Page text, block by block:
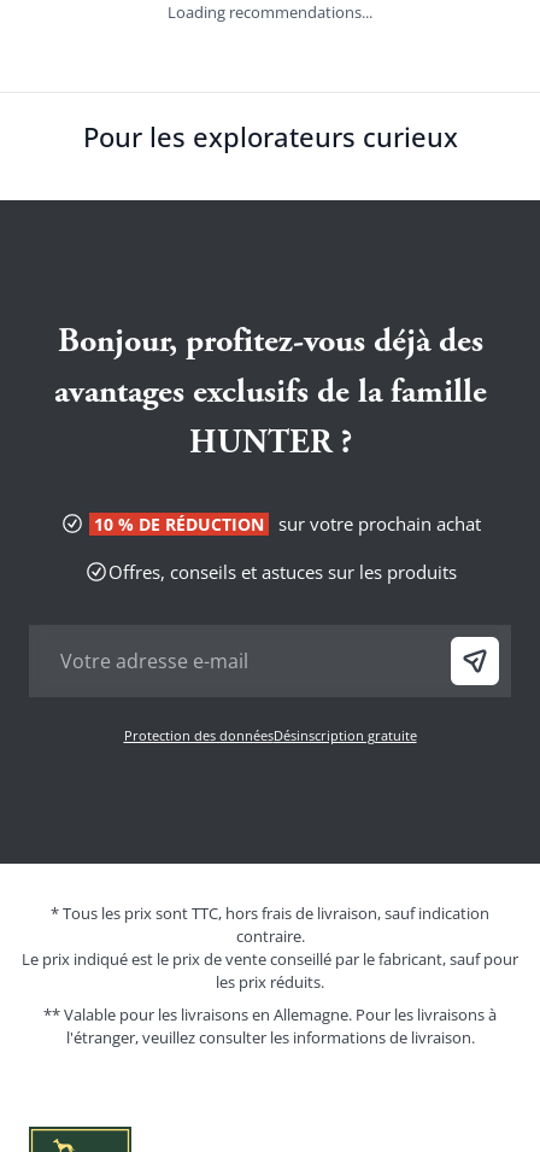
Loading recommendations...
Pour les explorateurs curieux
Bonjour, profitez-vous déjà des
avantages exclusifs de la famille
HUNTER ?
10 % DE RÉDUCTION
sur votre prochain achat
Offres, conseils et astuces sur les produits
Protection des donnéesDésinscription gratuite
* Tous les prix sont TTC, hors frais de livraison, sauf indication
contraire.
Le prix indiqué est le prix de vente conseillé par le fabricant, sauf pour
les prix réduits.
** Valable pour les livraisons en Allemagne. Pour les livraisons à
l'étranger, veuillez consulter les informations de livraison.